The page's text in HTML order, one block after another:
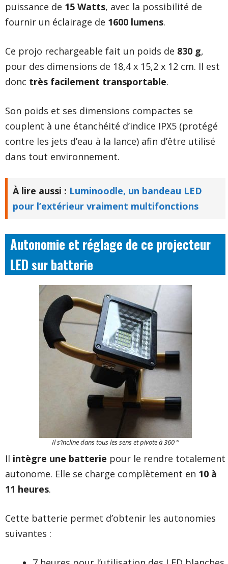
puissance de 15 Watts, avec la possibilité de
fournir un éclairage de 1600 lumens.
Ce projo rechargeable fait un poids de 830 g,
pour des dimensions de 18,4 x 15,2 x 12 cm. Il est
donc très facilement transportable.
Son poids et ses dimensions compactes se
couplent à une étanchéité d’indice IPX5 (protégé
contre les jets d’eau à la lance) afin d’être utilisé
dans tout environnement.
À lire aussi : Luminoodle, un bandeau LED
pour l’extérieur vraiment multifonctions
Autonomie et réglage de ce projecteur
LED sur batterie
Il s’incline dans tous les sens et pivote à 360 °
Il intègre une batterie pour le rendre totalement
autonome. Elle se charge complètement en 10 à
11 heures.
Cette batterie permet d’obtenir les autonomies
suivantes :